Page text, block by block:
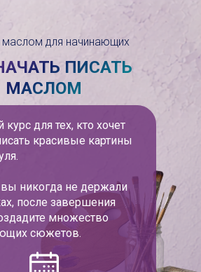
ПИСАТЬ
МАСЛОМ
для тех, кто хочет
красивые картины
никогда не держали
после завершения
множество
сюжетов.
для начинающих